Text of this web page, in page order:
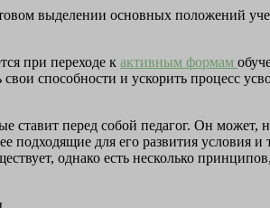
выделении основных положений
при переходе к активным формам
способности и ускорить процесс
перед собой педагог. Он может,
для его развития условия
однако есть несколько